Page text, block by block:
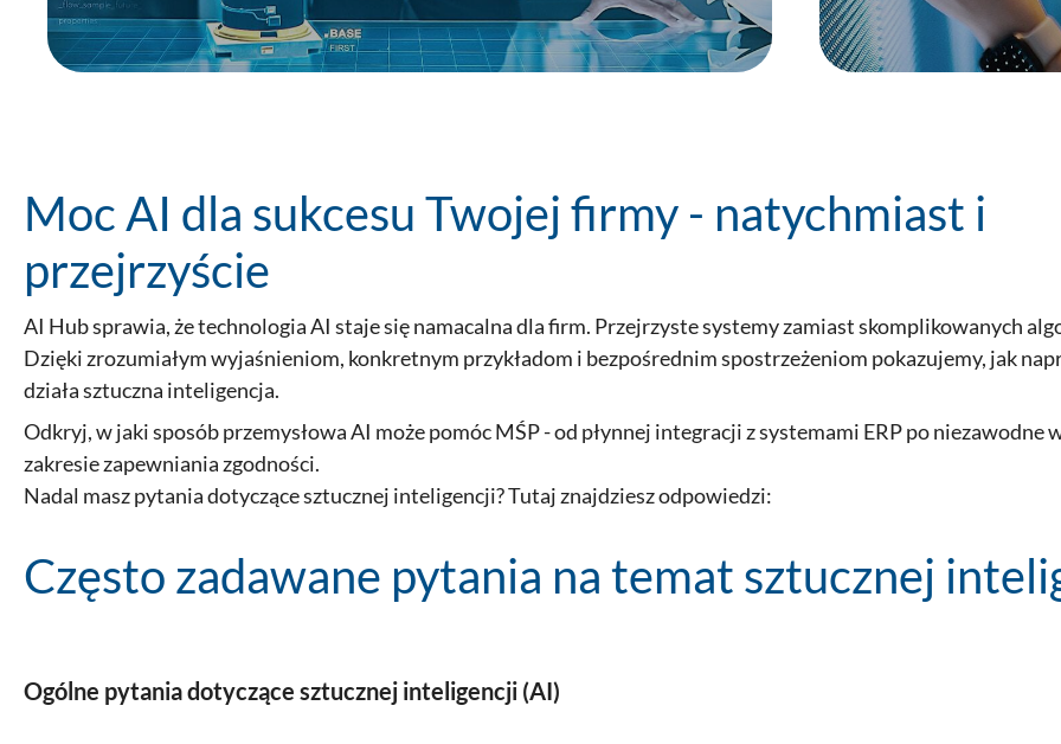
Moc AI dla sukcesu Twojej firmy - natychmiast i
przejrzyście
AI Hub sprawia, że technologia AI staje się namacalna dla firm. Przejrzyste systemy zamiast skomplikowanych
Dzięki zrozumiałym wyjaśnieniom, konkretnym przykładom i bezpośrednim spostrzeżeniom pokazujemy, jak
działa sztuczna inteligencja.
Odkryj, w jaki sposób przemysłowa AI może pomóc MŚP - od płynnej integracji z systemami ERP po niezawodne
zakresie zapewniania zgodności.
Nadal masz pytania dotyczące sztucznej inteligencji? Tutaj znajdziesz odpowiedzi:
Często zadawane pytania na temat sztucznej
Ogólne pytania dotyczące sztucznej inteligencji (AI)